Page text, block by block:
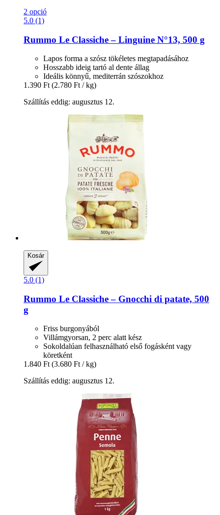
2 opció
5.0 (1)
Rummo Le Classiche – Linguine N°13, 500 g
Lapos forma a szósz tökéletes megtapadásához
Hosszabb ideig tartó al dente állag
Ideális könnyű, mediterrán szószokhoz
1.390 Ft (2.780 Ft / kg)
Szállítás eddig: augusztus 12.
Kosár
5.0 (1)
Rummo Le Classiche – Gnocchi di patate, 500
g
Friss burgonyából
Villámgyorsan, 2 perc alatt kész
Sokoldalúan felhasználható első fogásként vagy
köretként
1.840 Ft (3.680 Ft / kg)
Szállítás eddig: augusztus 12.